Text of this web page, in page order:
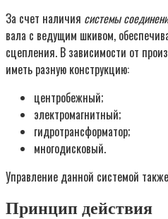
За счет наличия системы
вала с ведущим шкивом,
сцепления. В зависимости от
иметь разную конструкцию:
центробежный;
электромагнитный;
гидротрансформатор;
многодисковый.
Управление данной системой
Принцип действия